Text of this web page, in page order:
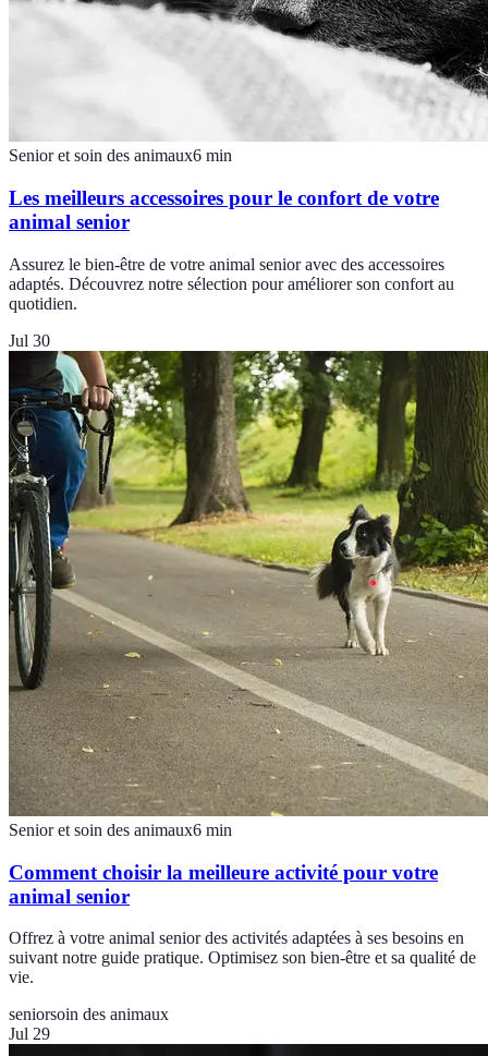
Senior et soin des animaux6 min
Les meilleurs accessoires pour le confort de votre
animal senior
Assurez le bien-être de votre animal senior avec des accessoires
adaptés. Découvrez notre sélection pour améliorer son confort au
quotidien.
Jul 30
Senior et soin des animaux6 min
Comment choisir la meilleure activité pour votre
animal senior
Offrez à votre animal senior des activités adaptées à ses besoins en
suivant notre guide pratique. Optimisez son bien-être et sa qualité de
vie.
seniorsoin des animaux
Jul 29